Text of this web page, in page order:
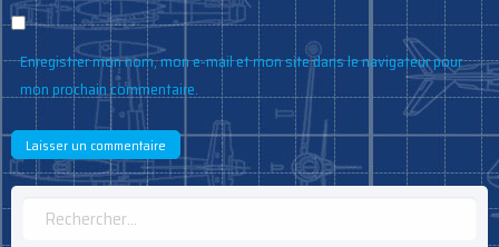
Enregistrer mon nom, mon e-mail et mon site dans le navigateur pour
mon prochain commentaire.
Rechercher :